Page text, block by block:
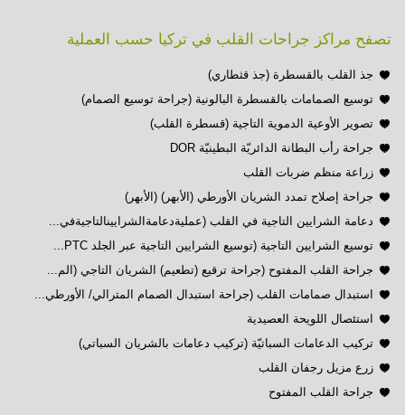
تصفح مراكز جراحات القلب في تركيا حسب العملية
جذ القلب بالقسطرة (جذ قثطاري)
توسيع الصمامات بالقسطرة البالونية (جراحة توسيع الصمام)
تصوير الأوعية الدموية التاجية (قسطرة القلب)
جراحة رأب البطانة الدائريّة البطينيّة DOR
زراعة منظم ضربات القلب
جراحة إصلاح تمدد الشريان الأورطي (الأبهر) (الأبهر)
دعامة الشرايين التاجية في القلب (عمليةدعامةالشرايينالتاجيةفي...
توسيع الشرايين التاجية (توسيع الشرايين التاجية عبر الجلد PTC...
جراحة القلب المفتوح (جراحة ترقيع (تطعيم) الشريان التاجي (الم...
استبدال صمامات القلب (جراحة استبدال الصمام المترالي/ الأورطي...
استئصال اللويحة العصيدية
تركيب الدعامات السباتيّة (تركيب دعامات بالشريان السباتي)
زرع مزيل رجفان القلب
جراحة القلب المفتوح